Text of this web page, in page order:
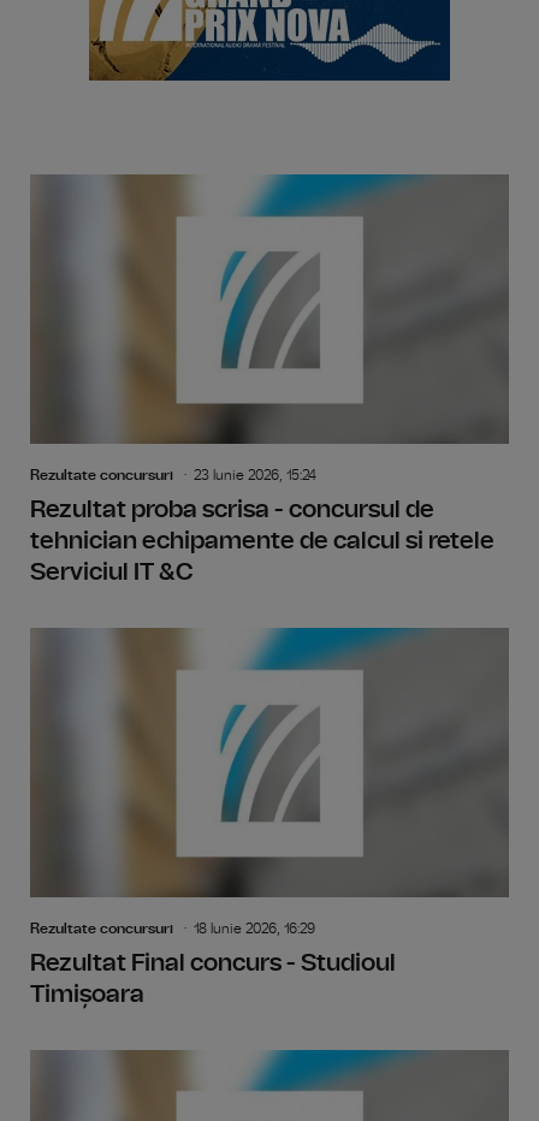
Rezultate concursuri 23 Iunie 2026, 15:24
Rezultat proba scrisa - concursul de
tehnician echipamente de calcul si retele
Serviciul IT &C
Rezultate concursuri 18 Iunie 2026, 16:29
Rezultat Final concurs - Studioul
Timișoara